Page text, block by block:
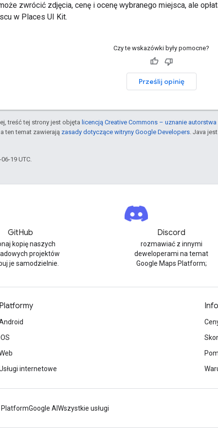
zwrócić zdjęcia, cenę i ocenę wybranego miejsca, ale
w Places UI Kit.
Czy te wskazówki były pomocne?
Prześlij opinię
treść tej strony jest objęta licencją Creative Commons – uznanie autorstwa
ten temat zawierają zasady dotyczące witryny Google Developers . Java
19 UTC.
GitHub
kopię naszych
projektów
je samodzielnie.
Discord
rozmawiać z innymi
deweloperami na temat
Google Maps Platform;
internetowe
PlatformGoogle AI Wszystkie usługi